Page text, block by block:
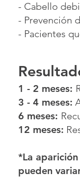
- Cabello
- Prevención
- Pacientes
1 - 2 meses:
3 - 4 meses:
6 meses:
12 meses:
*La
pueden